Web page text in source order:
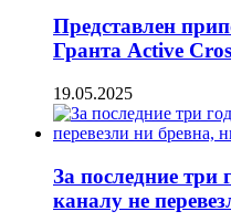
Представлен
Гранта Active
19.05.2025
За последние три
каналу не